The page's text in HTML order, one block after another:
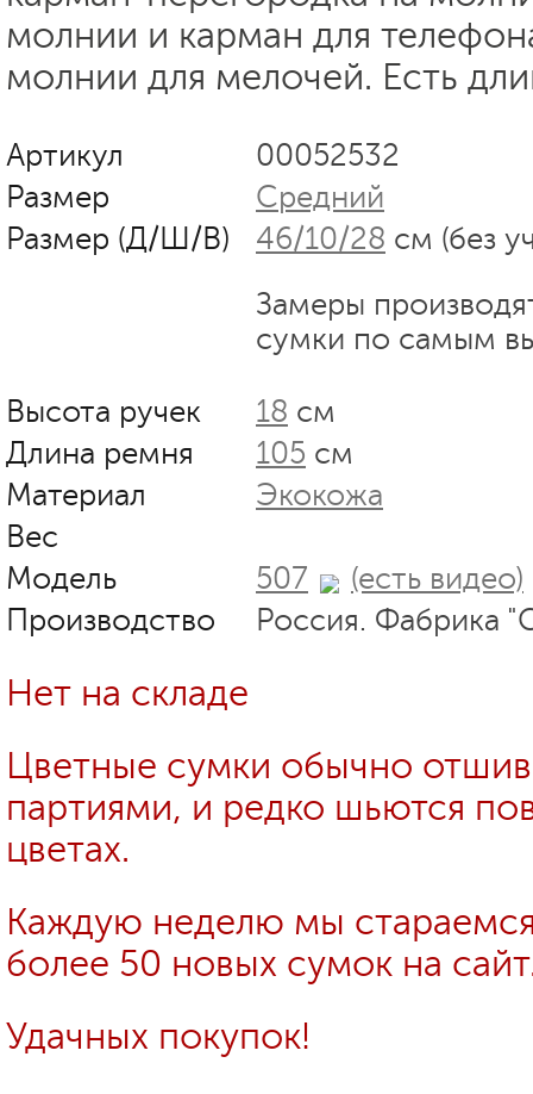
молнии и карман для
молнии для мелочей. Есть
Артикул
00052532
Размер
Средний
Размер (Д/Ш/В)
46/10/28 см (без
Замеры
сумки по самым
Высота ручек 18 см
Длина ремня
105 см
Материал
Экокожа
Вес
Модель
507
(есть видео)
Производство
Россия. Фабрика
Нет на складе
Цветные сумки обычно
партиями, и редко шьются
цветах.
Каждую неделю мы
более 50 новых сумок на
Удачных покупок!